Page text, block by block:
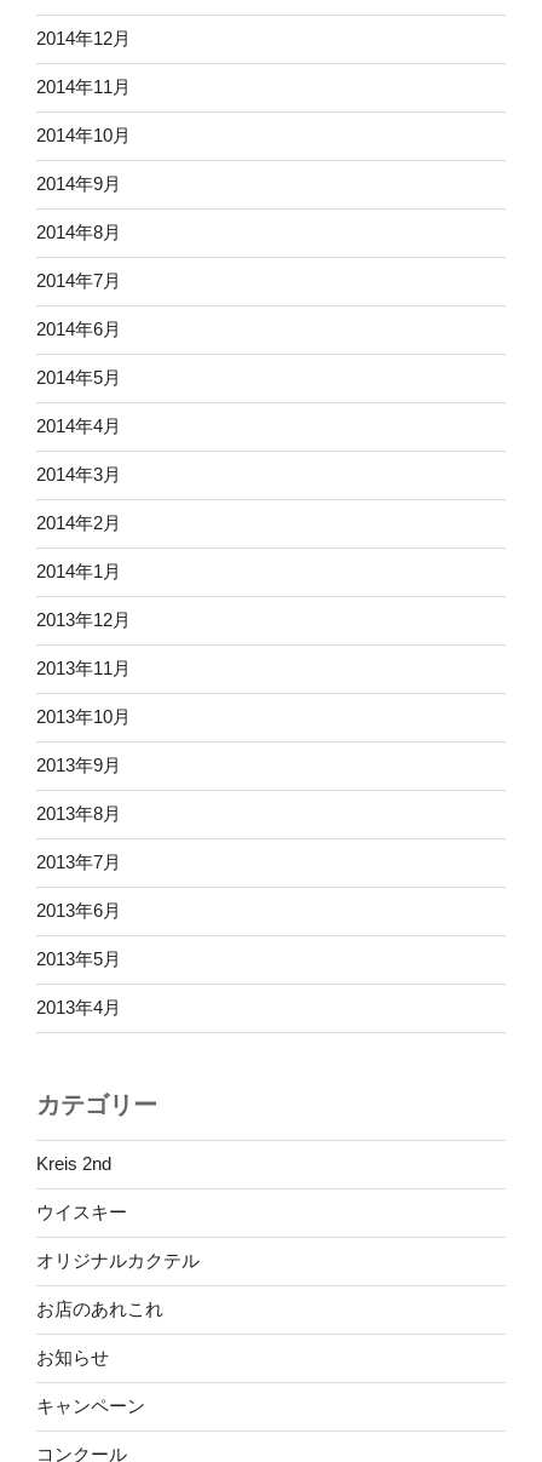
2014年12月
2014年11月
2014年10月
2014年9月
2014年8月
2014年7月
2014年6月
2014年5月
2014年4月
2014年3月
2014年2月
2014年1月
2013年12月
2013年11月
2013年10月
2013年9月
2013年8月
2013年7月
2013年6月
2013年5月
2013年4月
カテゴリー
Kreis 2nd
ウイスキー
オリジナルカクテル
お店のあれこれ
お知らせ
キャンペーン
コンクール